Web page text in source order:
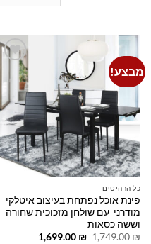
מבצע!
Add to
wishlist
כל הרהיטים
פינת אוכל נפתחת בעיצוב איטלקי
מודרני עם שולחן מזכוכית שחורה
וששה כסאות
1,749.00₪
המחיר
1,699.00 ₪
המחיר